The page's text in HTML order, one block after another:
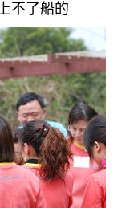
不了船的